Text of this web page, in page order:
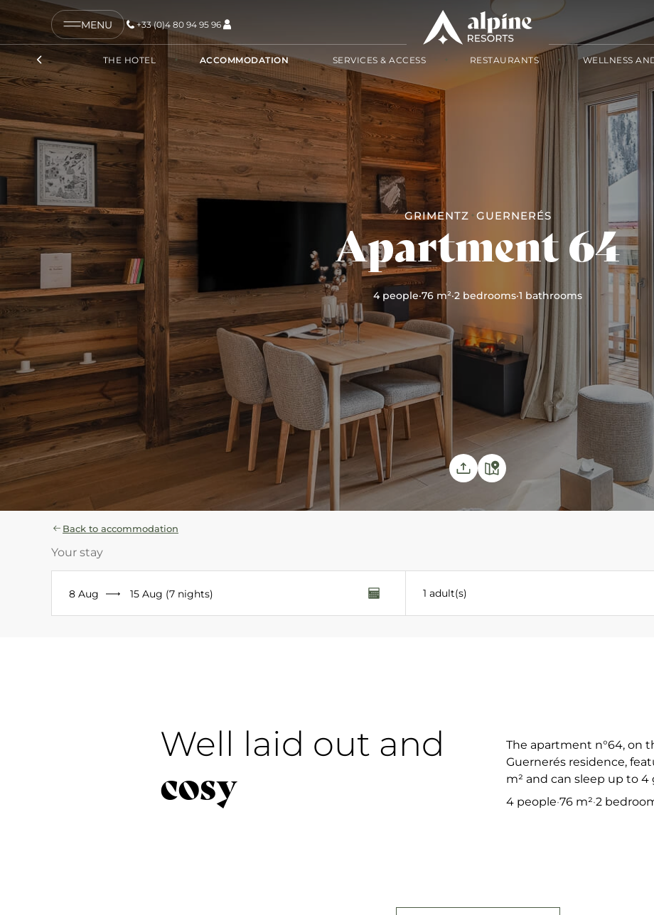
MENU +33 (0)4 80 94 95 96
THE HOTEL ACCOMMODATION SERVICES & ACCESS RESTAURANTS WELLNESS
GRIMENTZ GUERNERÉS
Apartment 64
4 people·76 m²·2 bedrooms·1 bathrooms
COPY LINK
SEND BY EMAIL
Back to accommodation
Your stay
8 Aug 15 Aug (7 nights) 1 adult(s)
Well laid out and
cosy
The apartment n°64, on
Guernerés residence,
m² and can sleep up to 4
4 people·76 m²·2